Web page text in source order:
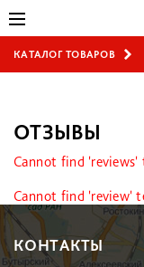
КАТАЛОГ ТОВАРОВ
ОТЗЫВЫ
Cannot find
Cannot find 'review'
КОНТАКТЫ